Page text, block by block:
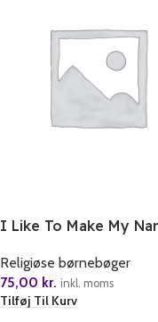
I Like To Make My
Religiøse børnebøger
75,00 kr. inkl. moms
Tilføj Til Kurv